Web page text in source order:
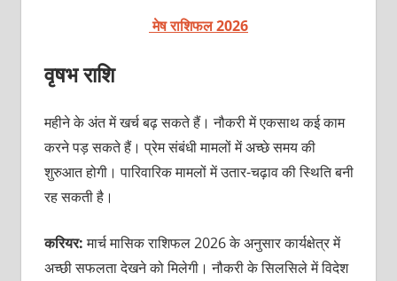
मेष राशिफल 2026
वृषभ राशि
महीने के अंत में खर्च बढ़ सकते हैं। नौकरी में एकसाथ कई काम
करने पड़ सकते हैं। प्रेम संबंधी मामलों में अच्छे समय की
शुरुआत होगी। पारिवारिक मामलों में उतार-चढ़ाव की स्थिति बनी
रह सकती है।
करियर:मार्च मासिक राशिफल 2026 के अनुसार कार्यक्षेत्र में
अच्छी सफलता देखने को मिलेगी। नौकरी के सिलसिले में विदेश